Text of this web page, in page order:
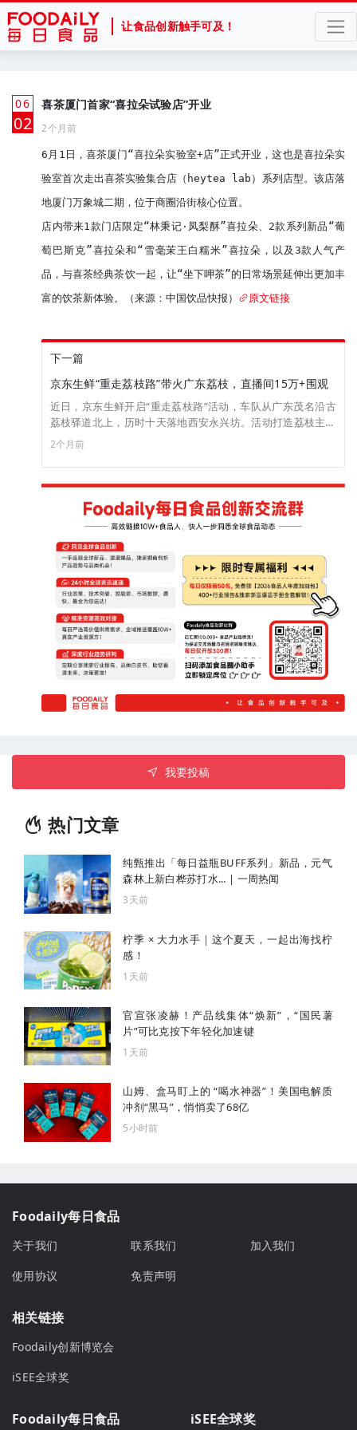
让食品创新触手可及！
06
月
02
喜茶厦门首家“喜拉朵试验店”开业
2个月前
6月1日，喜茶厦门“喜拉朵实验室+店”正式开业，这也是喜拉朵实
验室首次走出喜茶实验集合店（heytea lab）系列店型。该店落
地厦门万象城二期，位于商圈沿街核心位置。
店内带来1款门店限定“林秉记·凤梨酥”喜拉朵、2款系列新品“葡
萄巴斯克”喜拉朵和“雪毫茉王白糯米”喜拉朵，以及3款人气产
品，与喜茶经典茶饮一起，让“坐下呷茶”的日常场景延伸出更加丰
富的饮茶新体验。（来源：中国饮品快报）
原文链接
下一篇
京东生鲜“重走荔枝路”带火广东荔枝，直播间15万+围观
近日，京东生鲜开启“重走荔枝路”活动，车队从广东茂名沿古
荔枝驿道北上，历时十天落地西安永兴坊。活动打造荔枝主题
沉浸式体验，推出陕荔融合特色小吃，古风主播互动吸客；恰
逢高考季，荔枝借“励志”寓意收获考生青睐，活动直播间累计
超15万人关注。 京东生鲜采用果园包圆直采模式，今年合作果
园数量同比增超5倍，依托全程冷链超级供应链，实现鲜果12小
时供港、24小时覆盖新疆西藏、36小时运抵欧洲。对比古代快
马贡荔，现代冷链物流打破保鲜局限，同时品牌联动千年贡园
推出古树荔枝、荔枝文化科普等内容。 此次活动借古今荔枝运
送反差传播岭南荔枝文化，带动广东荔枝销量走高。京东生鲜
表示西安并非活动终点，后续将持续依托供应链优势，输出更
多优质本土生鲜。（来源：咸宁新闻网）
2个月前
我要投稿
热门文章
纯甄推出「每日益瓶BUFF系列」新品，元气
森林上新白桦苏打水... | 一周热闻
3天前
柠季 × 大力水手｜这个夏天，一起出海找柠
感！
1天前
官宣张凌赫！产品线集体“焕新”，“国民薯
片”可比克按下年轻化加速键
1天前
山姆、盒马盯上的 “喝水神器”！美国电解质
冲剂“黑马”，悄悄卖了68亿
5小时前
Foodaily每日食品
关于我们 联系我们
加入我们
使用协议
免责声明
相关链接
Foodaily创新博览会
iSEE全球奖
Foodaily每日食品 iSEE全球奖